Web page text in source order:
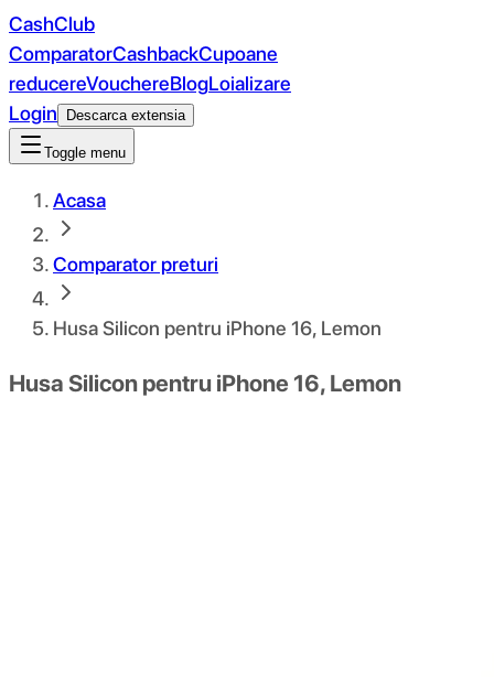
CashClub
ComparatorCashbackCupoane
reducereVouchereBlogLoializare
Login
Descarca extensia
Toggle menu
Acasa
Comparator preturi
Husa Silicon pentru iPhone 16, Lemon
Husa Silicon pentru iPhone 16, Lemon